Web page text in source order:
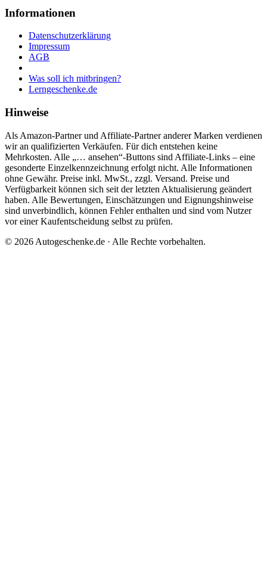
Informationen
Datenschutzerklärung
Impressum
AGB
Was soll ich mitbringen?
Lerngeschenke.de
Hinweise
Als Amazon-Partner und Affiliate-Partner anderer Marken verdienen
wir an qualifizierten Verkäufen. Für dich entstehen keine
Mehrkosten. Alle „… ansehen“-Buttons sind Affiliate-Links – eine
gesonderte Einzelkennzeichnung erfolgt nicht. Alle Informationen
ohne Gewähr. Preise inkl. MwSt., zzgl. Versand. Preise und
Verfügbarkeit können sich seit der letzten Aktualisierung geändert
haben. Alle Bewertungen, Einschätzungen und Eignungshinweise
sind unverbindlich, können Fehler enthalten und sind vom Nutzer
vor einer Kaufentscheidung selbst zu prüfen.
© 2026 Autogeschenke.de · Alle Rechte vorbehalten.